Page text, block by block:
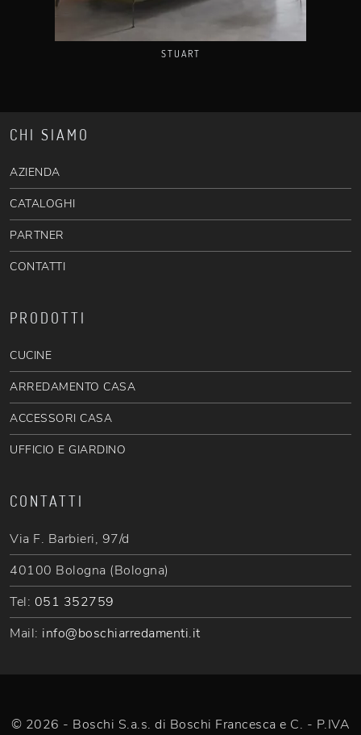
STUART
CHI SIAMO
AZIENDA
CATALOGHI
PARTNER
CONTATTI
PRODOTTI
CUCINE
ARREDAMENTO CASA
ACCESSORI CASA
UFFICIO E GIARDINO
CONTATTI
Via F. Barbieri, 97/d
40100 Bologna (Bologna)
Tel: 051 352759
Mail: info@boschiarredamenti.it
© 2026 - Boschi S.a.s. di Boschi Francesca e C. - P.IVA